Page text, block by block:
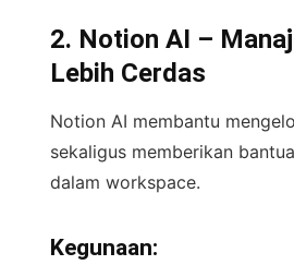
2. Notion AI –
Lebih Cerdas
Notion AI membantu
sekaligus memberikan
dalam workspace.
Kegunaan: